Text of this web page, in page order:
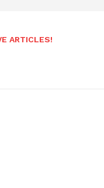
ARTICLES!